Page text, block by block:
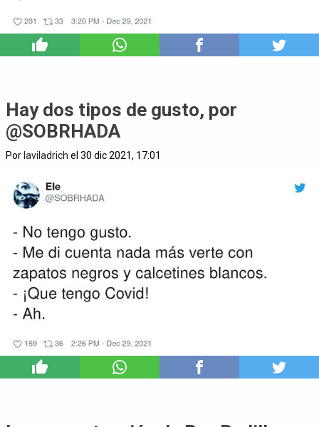
Hay dos tipos de gusto, por
@SOBRHADA
Por laviladrich el 30 dic 2021, 17:01